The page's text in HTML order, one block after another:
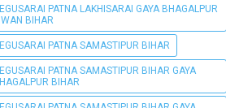
PATNA LAKHISARAI GAYA BHAGALPUR
BIHAR
PATNA SAMASTIPUR BIHAR
PATNA SAMASTIPUR BIHAR GAYA
BIHAR